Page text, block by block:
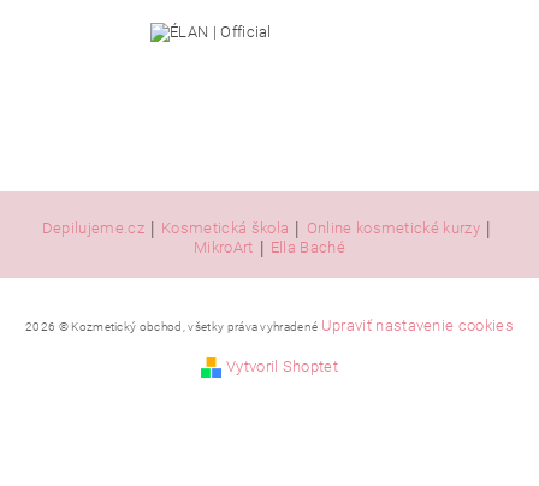
Depilujeme.cz Kosmetická škola Online kosmetické kurzy
MikroArt Ella Baché
2026 © Kozmetický obchod, všetky práva vyhradené Upraviť nastavenie cookies
Vytvoril Shoptet